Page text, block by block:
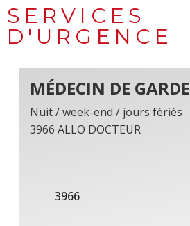
SERVICES
D'URGENCE
MÉDECIN DE GARDE
Nuit / week-end / jours fériés
3966 ALLO DOCTEUR
3966